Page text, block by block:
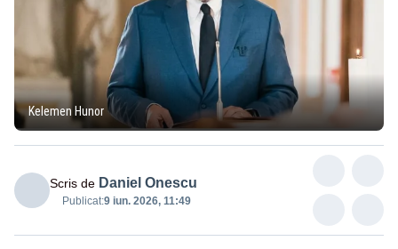
Kelemen Hunor
Scris de Daniel Onescu
Publicat:9 iun. 2026, 11:49